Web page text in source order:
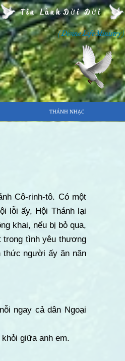
Tin Lành Đời Đời
( Divine Life Ministry )
THÁNH NHẠC
Cô-rinh-tô. Có một
lỗi ấy, Hội Thánh lại
khai, nếu bị bỏ qua,
trong tình yêu thương
thức người ấy ăn năn
ngay cả dân Ngoại
giữa anh em.